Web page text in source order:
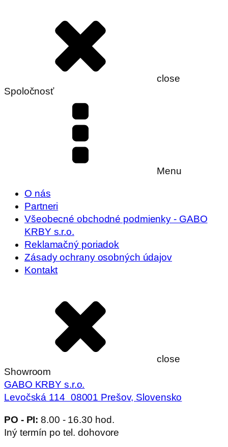
close
Spoločnosť
Menu
O nás
Partneri
Všeobecné obchodné podmienky - GABO
KRBY s.r.o.
Reklamačný poriadok
Zásady ochrany osobných údajov
Kontakt
close
Showroom
GABO KRBY s.r.o.
Levočská 114 08001 Prešov, Slovensko
PO - PI: 8.00 - 16.30 hod.
Iný termín po tel. dohovore